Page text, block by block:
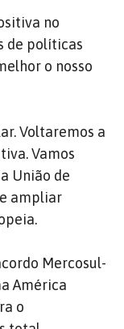
no
de políticas
o nosso
Voltaremos a
Vamos
União de
ampliar
Mercosul-
América
o